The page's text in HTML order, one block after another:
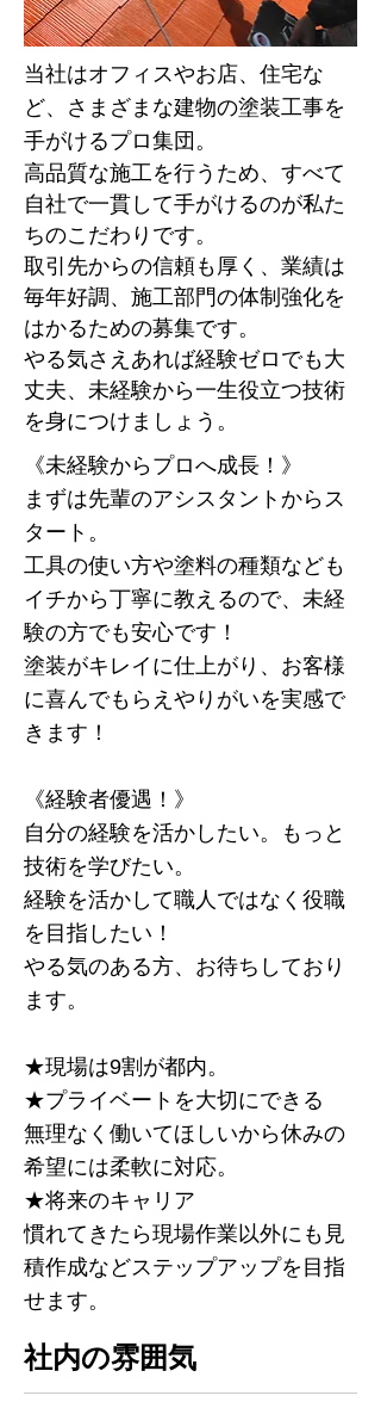
当社はオフィスやお店、住宅な
ど、さまざまな建物の塗装⼯事を
⼿がけるプロ集団。
高品質な施⼯を行うため、すべて
自社で⼀貫して⼿がけるのが私た
ちのこだわりです。
取引先からの信頼も厚く、業績は
毎年好調、施⼯部⾨の体制強化を
はかるための募集です。
やる気さえあれば経験ゼロでも⼤
丈夫、未経験から一生役立つ技術
を⾝につけましょう。
《未経験からプロへ成⻑！》
まずは先輩のアシスタントからス
タート。
⼯具の使い方や塗料の種類なども
イチから丁寧に教えるので、未経
験の⽅でも安心です！
塗装がキレイに仕上がり、お客様
に喜んでもらえやりがいを実感で
きます！
《経験者優遇！》
自分の経験を活かしたい。もっと
技術を学びたい。
経験を活かして職人ではなく役職
を目指したい！
やる気のある方、お待ちしており
ます。
★現場は9割が都内。
★プライベートを大切にできる
無理なく働いてほしいから休みの
希望には柔軟に対応。
★将来のキャリア
慣れてきたら現場作業以外にも⾒
積作成などステップアップを⽬指
せます。
社内の雰囲気